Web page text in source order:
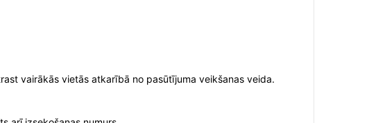
vairākās vietās atkarībā no pasūtījuma veikšanas veida.